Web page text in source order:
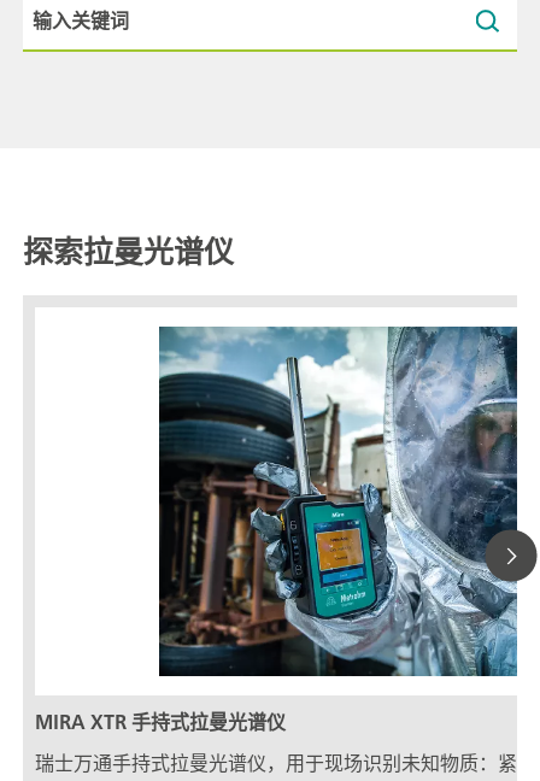
探索拉曼光谱仪
MIRA XTR 手持式拉曼光谱仪
瑞士万通手持式拉曼光谱仪，用于现场识别未知物质：紧